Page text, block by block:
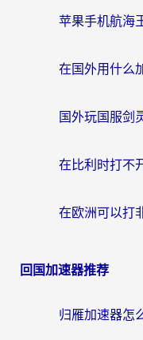
回国加速器推荐